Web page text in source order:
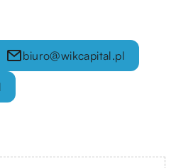
biuro@wikcapital.pl